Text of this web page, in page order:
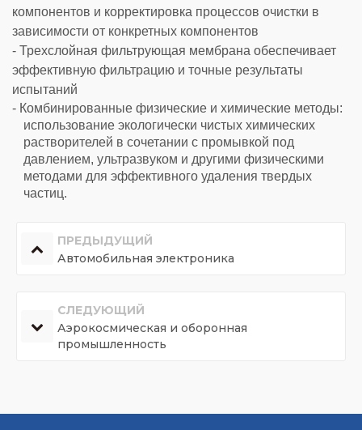
компонентов и корректировка процессов очистки в
зависимости от конкретных компонентов
- Трехслойная фильтрующая мембрана обеспечивает
эффективную фильтрацию и точные результаты
испытаний
- Комбинированные физические и химические методы:
использование экологически чистых химических
растворителей в сочетании с промывкой под
давлением, ультразвуком и другими физическими
методами для эффективного удаления твердых
частиц.
ПРЕДЫДУЩИЙ
Автомобильная электроника
СЛЕДУЮЩИЙ
Аэрокосмическая и оборонная
промышленность